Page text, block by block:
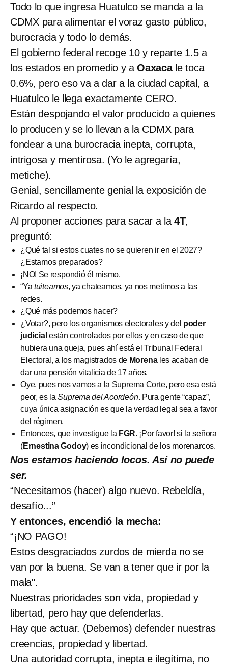
Todo lo que ingresa Huatulco se manda a la
CDMX para alimentar el voraz gasto público,
burocracia y todo lo demás.
El gobierno federal recoge 10 y reparte 1.5 a
los estados en promedio y aOaxacale toca
0.6%, pero eso va a dar a la ciudad capital, a
Huatulco le llega exactamente CERO.
Están despojando el valor producido a quienes
lo producen y se lo llevan a la CDMX para
fondear a una burocracia inepta, corrupta,
intrigosa y mentirosa. (Yo le agregaría,
metiche).
Genial, sencillamente genial la exposición de
Ricardo al respecto.
Al proponer acciones para sacar a la 4T,
preguntó:
¿Qué tal si estos cuates no se quieren ir en el 2027?
¿Estamos preparados?
¡NO! Se respondió él mismo.
“Ya tuiteamos, ya chateamos, ya nos metimos a las
redes.
¿Qué más podemos hacer?
¿Votar?, pero los organismos electorales y del poder
judicial están controlados por ellos y en caso de que
hubiera una queja, pues ahí está el Tribunal Federal
Electoral, a los magistrados de Morenales acaban de
dar una pensión vitalicia de 17 años.
Oye, pues nos vamos a la Suprema Corte, pero esa está
peor, es laSuprema del Acordeón. Pura gente “capaz”,
cuya única asignación es que la verdad legal sea a favor
del régimen.
Entonces, que investigue la FGR. ¡Por favor! si la señora
(Ernestina Godoy) es incondicional de los morenarcos.
Nos estamos haciendo locos. Así no puede
ser.
“Necesitamos (hacer) algo nuevo. Rebeldía,
desafío...”
Y entonces, encendió la mecha:
“¡NO PAGO!
Estos desgraciados zurdos de mierda no se
van por la buena. Se van a tener que ir por la
mala".
Nuestras prioridades son vida, propiedad y
libertad, pero hay que defenderlas.
Hay que actuar. (Debemos) defender nuestras
creencias, propiedad y libertad.
Una autoridad corrupta, inepta e ilegítima, no